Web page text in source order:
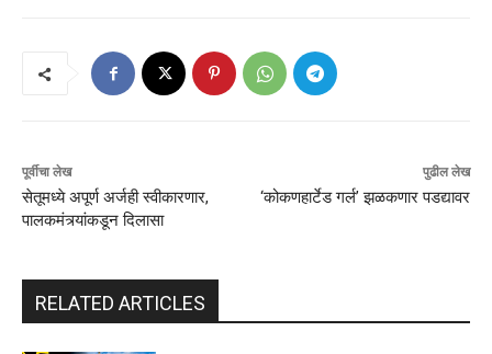
पूर्वीचा लेख
सेतूमध्ये अपूर्ण अर्जही स्वीकारणार,
पालकमंत्र्यांकडून दिलासा
पुढील लेख
‘कोकणहार्टेड गर्ल’ झळकणार पडद्यावर
RELATED ARTICLES